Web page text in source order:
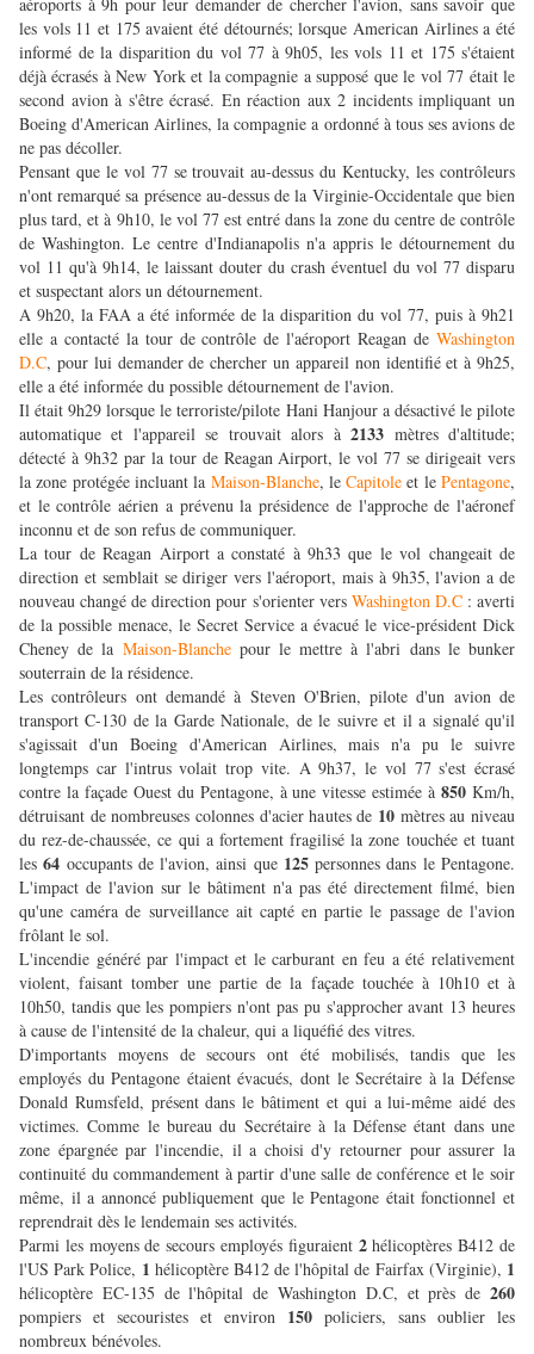
les vols 11 et 175 avaient été détournés; lorsque American Airlines a été
informé de la disparition du vol 77 à 9h05, les vols 11 et 175 s'étaient
déjà écrasés à New York et la compagnie a supposé que le vol 77 était le
second avion à s'être écrasé. En réaction aux 2 incidents impliquant un
Boeing d'American Airlines, la compagnie a ordonné à tous ses avions de
ne pas décoller.
Pensant que le vol 77 se trouvait au-dessus du Kentucky, les contrôleurs
n'ont remarqué sa présence au-dessus de la Virginie-Occidentale que bien
plus tard, et à 9h10, le vol 77 est entré dans la zone du centre de contrôle
de Washington. Le centre d'Indianapolis n'a appris le détournement du
vol 11 qu'à 9h14, le laissant douter du crash éventuel du vol 77 disparu
et suspectant alors un détournement.
A 9h20, la FAA a été informée de la disparition du vol 77, puis à 9h21
elle a contacté la tour de contrôle de l'aéroport Reagan de Washington
D.C, pour lui demander de chercher un appareil non identifié et à 9h25,
elle a été informée du possible détournement de l'avion.
Il était 9h29 lorsque le terroriste/pilote Hani Hanjour a désactivé le pilote
automatique et l'appareil se trouvait alors à2133 mètres d'altitude;
détecté à 9h32 par la tour de Reagan Airport, le vol 77 se dirigeait vers
la zone protégée incluant la Maison-Blanche, leCapitole et lePentagone,
et le contrôle aérien a prévenu la présidence de l'approche de l'aéronef
inconnu et de son refus de communiquer.
La tour de Reagan Airport a constaté à 9h33 que le vol changeait de
direction et semblait se diriger vers l'aéroport, mais à 9h35, l'avion a de
nouveau changé de direction pour s'orienter vers Washington D.C: averti
de la possible menace, le Secret Service a évacué le vice-président Dick
Cheney de la Maison-Blanchepour le mettre à l'abri dans le bunker
souterrain de la résidence.
Les contrôleurs ont demandé à Steven O'Brien, pilote d'un avion de
transport C-130 de la Garde Nationale, de le suivre et il a signalé qu'il
s'agissait d'un Boeing d'American Airlines, mais n'a pu le suivre
longtemps car l'intrus volait trop vite. A 9h37, le vol 77 s'est écrasé
contre la façade Ouest du Pentagone, à une vitesse estimée à850 Km/h,
détruisant de nombreuses colonnes d'acier hautes de 10mètres au niveau
du rez-de-chaussée, ce qui a fortement fragilisé la zone touchée et tuant
les64 occupants de l'avion, ainsi que 125personnes dans le Pentagone.
L'impact de l'avion sur le bâtiment n'a pas été directement filmé, bien
qu'une caméra de surveillance ait capté en partie le passage de l'avion
frôlant le sol.
L'incendie généré par l'impact et le carburant en feu a été relativement
violent, faisant tomber une partie de la façade touchée à 10h10 et à
10h50, tandis que les pompiers n'ont pas pu s'approcher avant 13 heures
à cause de l'intensité de la chaleur, qui a liquéfié des vitres.
D'importants moyens de secours ont été mobilisés, tandis que les
employés du Pentagone étaient évacués, dont le Secrétaire à la Défense
Donald Rumsfeld, présent dans le bâtiment et qui a lui-même aidé des
victimes. Comme le bureau du Secrétaire à la Défense étant dans une
zone épargnée par l'incendie, il a choisi d'y retourner pour assurer la
continuité du commandement à partir d'une salle de conférence et le soir
même, il a annoncé publiquement que le Pentagone était fonctionnel et
reprendrait dès le lendemain ses activités.
Parmi les moyens de secours employés figuraient 2hélicoptères B412 de
l'US Park Police, 1 hélicoptère B412 de l'hôpital de Fairfax (Virginie), 1
hélicoptère EC-135 de l'hôpital de Washington D.C, et près de 260
pompiers et secouristes et environ 150 policiers, sans oublier les
nombreux bénévoles.